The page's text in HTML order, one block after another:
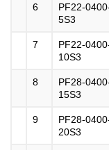
6
PF22-
5S3
7
PF22-
10S3
8
PF28-
15S3
9
PF28-
20S3